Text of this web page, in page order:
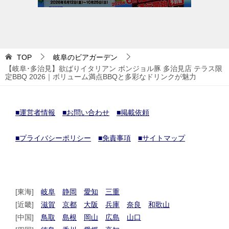
TOP
岐阜のビアガーデン
【岐阜･多治見】欲ばりイタリアン ボンジョル豚 多治見店 テラス限
定BBQ 2026｜ボリューム満点BBQと多彩なドリンクが魅力
■運営者情報 ■お問い合わせ ■掲載依頼
■プライバシーポリシー ■免責事項 ■サイトマップ
[東海] 岐阜 静岡 愛知
三重
[近畿] 滋賀 京都 大阪 兵庫 奈良
和歌山
[中国] 鳥取 島根 岡山 広島
山口